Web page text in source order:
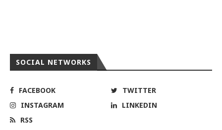
INSTAGRAM
RSS
ΠΡΟΣΦΑΤΑ ΑΡΘΡΑ